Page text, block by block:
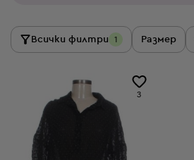
Всички филтри 1 Размер
3